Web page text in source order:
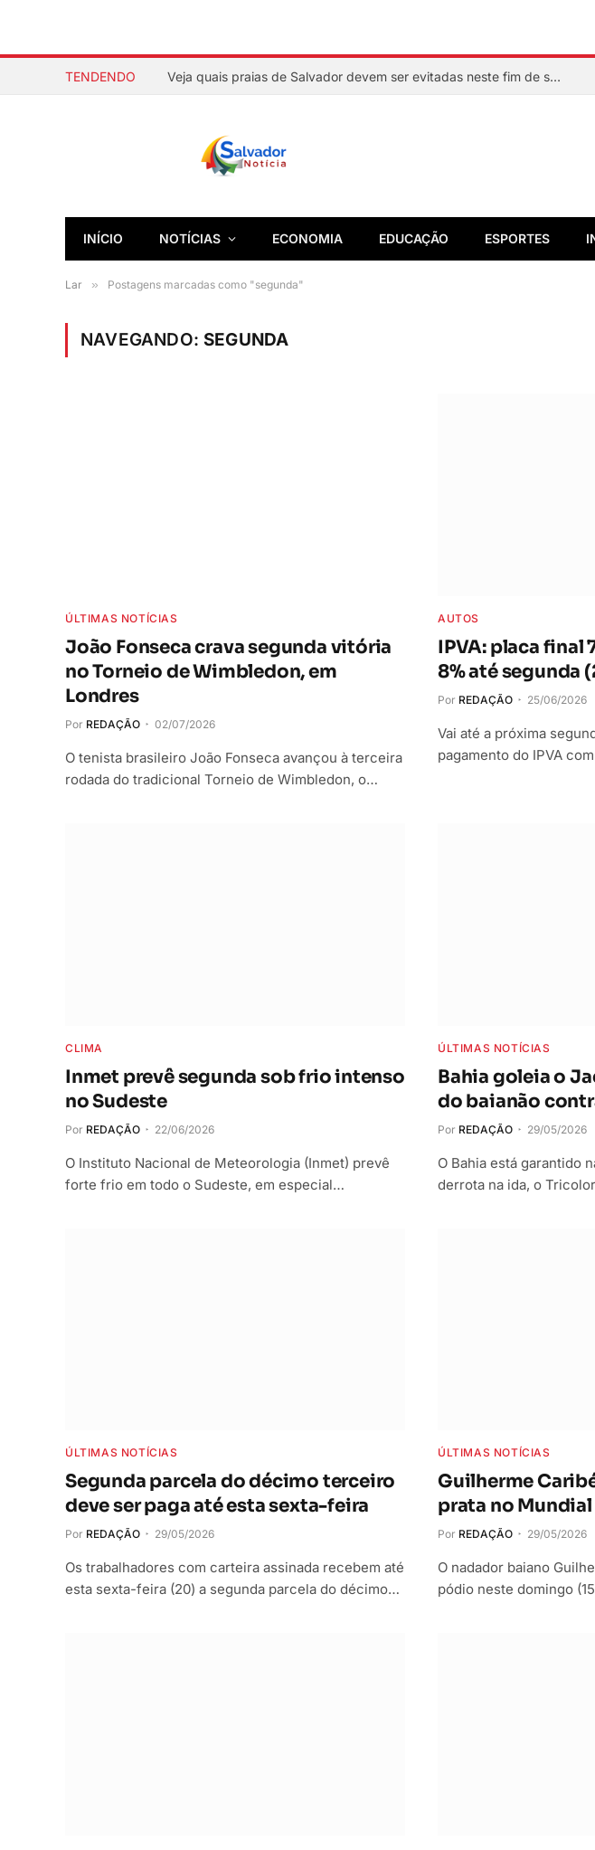
TENDENDO Veja quais praias de Salvador devem ser evitadas neste fim de semana
INÍCIO NOTÍCIAS ECONOMIA EDUCAÇÃO ESPORTES
Lar » Postagens marcadas como "segunda"
NAVEGANDO: SEGUNDA
ÚLTIMAS NOTÍCIAS
João Fonseca crava segunda vitória
no Torneio de Wimbledon, em
Londres
Por REDAÇÃO 02/07/2026
O tenista brasileiro João Fonseca avançou à terceira
rodada do tradicional Torneio de Wimbledon, o…
AUTOS
IPVA: placa final
8% até segunda
Por REDAÇÃO 25/06/2026
Vai até a próxima
pagamento do IPVA
CLIMA
Inmet prevê segunda sob frio intenso
no Sudeste
Por REDAÇÃO 22/06/2026
O Instituto Nacional de Meteorologia (Inmet) prevê
forte frio em todo o Sudeste, em especial…
ÚLTIMAS NOTÍCIAS
Bahia goleia o
do baianão
Por REDAÇÃO 29/05/2026
O Bahia está garantido
derrota na ida, o
ÚLTIMAS NOTÍCIAS
Segunda parcela do décimo terceiro
deve ser paga até esta sexta-feira
Por REDAÇÃO 29/05/2026
Os trabalhadores com carteira assinada recebem até
esta sexta-feira (20) a segunda parcela do décimo…
ÚLTIMAS NOTÍCIAS
Guilherme
prata no
Por REDAÇÃO 29/05/2026
O nadador baiano
pódio neste domingo